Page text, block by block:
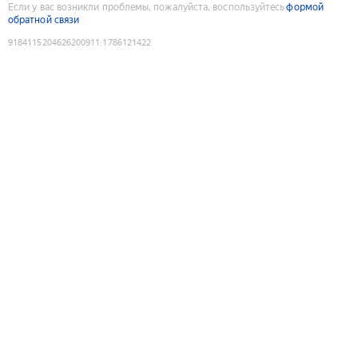
Если у вас возникли проблемы, пожалуйста, воспользуйтесьформой
обратной связи
9184115204626200911 :1786121422